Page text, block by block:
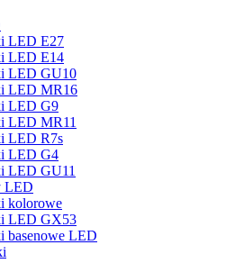
LED E27
LED E14
LED GU10
LED MR16
LED G9
LED MR11
LED R7s
LED G4
LED GU11
LED
kolorowe
LED GX53
basenowe LED